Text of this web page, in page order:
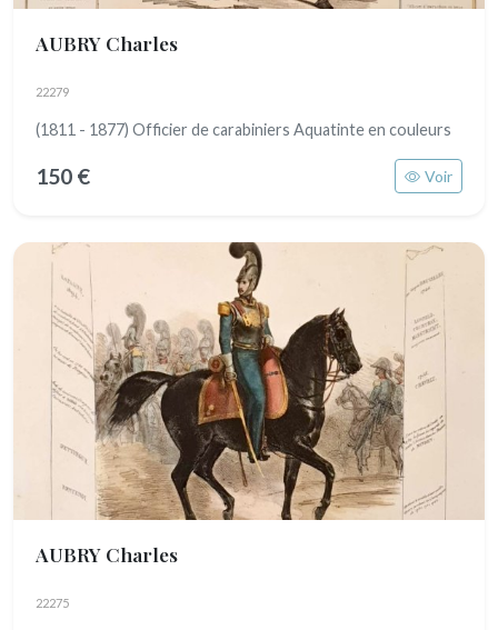
AUBRY Charles
22279
(1811 - 1877) Officier de carabiniers Aquatinte en couleurs
150 € Voir
AUBRY Charles
22275